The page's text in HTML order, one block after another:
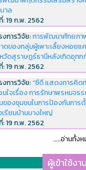
าล
:19 ก.พ. 2562
งการวิจัย:การพัฒนาศักยภา
ดของกลุ่มผู้เพาะเลี้ยงหอยแ
วัดสุราษฏร์ธานีหลังเกิดอุท
:19 ก.พ. 2562
งการวิจัย:“ซีดี แสดงการคิด
นใจเรื่อง การรักษาพรหมจร
ของชุมชนในการป้องกันการ
เรียนบ้านบางใหญ่
:19 ก.พ. 2562
.....อ่านทั้งห
ผู้เข้าใช้งา